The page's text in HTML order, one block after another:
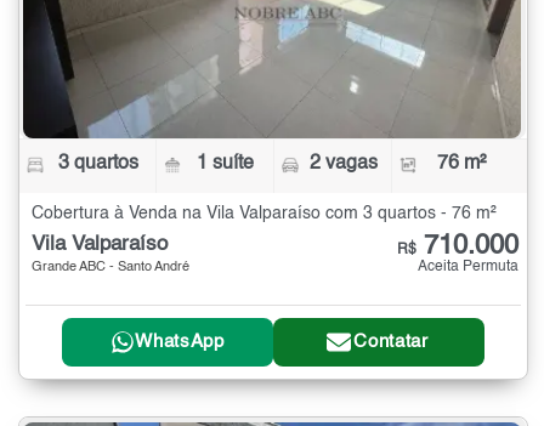
3 quartos 1 suíte 2 vagas 76 m²
Cobertura à Venda na Vila Valparaíso com 3 quartos - 76 m²
Vila Valparaíso
Grande ABC - Santo André
R$ 710.000
Aceita Permuta
WhatsApp Contatar